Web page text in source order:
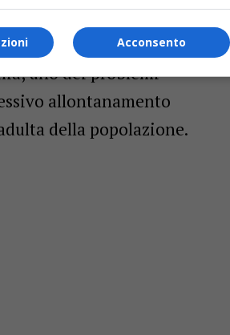
uno dei problemi
allontanamento
della popolazione.
Acconsento